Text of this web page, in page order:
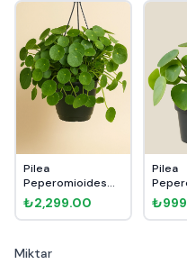
Pilea
Peperomioides
Para Çiçeği Askılı
₺2,299.00
Pilea
Para
Miktar